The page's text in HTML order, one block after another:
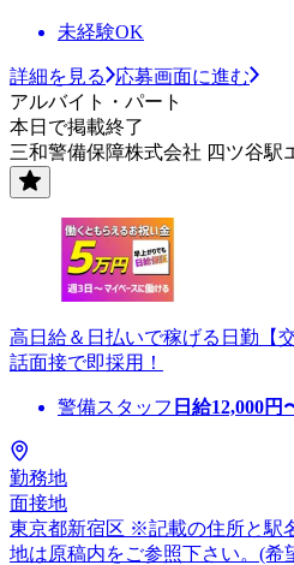
未経験OK
詳細を見る
応募画面に進む
アルバイト・パート
本日で掲載終了
三和警備保障株式会社 四ツ谷駅
高日給＆日払いで稼げる日勤【
話面接で即採用！
警備スタッフ 日給12,000円
勤務地
面接地
東京都新宿区 ※記載の住所と駅
地は原稿内をご参照下さい。(希